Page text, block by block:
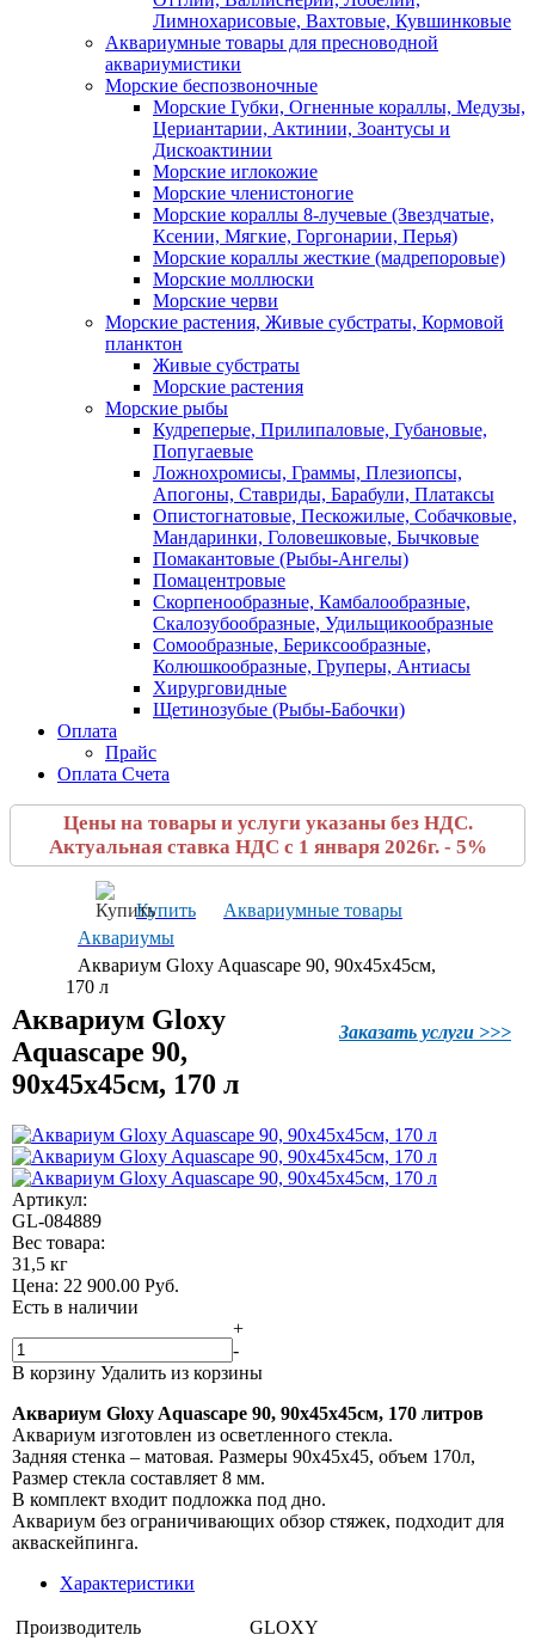
Лимнохарисовые, Вахтовые, Кувшинковые
Аквариумные товары для пресноводной
аквариумистики
Морские беспозвоночные
Морские Губки, Огненные кораллы, Медузы,
Цериантарии, Актинии, Зоантусы и
Дискоактинии
Морские иглокожие
Морские членистоногие
Морские кораллы 8-лучевые (Звездчатые,
Ксении, Мягкие, Горгонарии, Перья)
Морские кораллы жесткие (мадрепоровые)
Морские моллюски
Морские черви
Морские растения, Живые субстраты, Кормовой
планктон
Живые субстраты
Морские растения
Морские рыбы
Кудреперые, Прилипаловые, Губановые,
Попугаевые
Ложнохромисы, Граммы, Плезиопсы,
Апогоны, Ставриды, Барабули, Платаксы
Опистогнатовые, Пескожилые, Собачковые,
Мандаринки, Головешковые, Бычковые
Помакантовые (Рыбы-Ангелы)
Помацентровые
Скорпенообразные, Камбалообразные,
Скалозубообразные, Удильщикообразные
Сомообразные, Бериксообразные,
Колюшкообразные, Груперы, Антиасы
Хирурговидные
Щетинозубые (Рыбы-Бабочки)
Оплата
Прайс
Оплата Счета
Цены на товары и услуги указаны без НДС.
Актуальная ставка НДС с 1 января 2026г. - 5%
Купить
Аквариумные товары
Аквариумы
Аквариум Gloxy Aquascape 90, 90х45х45см,
170 л
Заказать услуги >>>
Аквариум Gloxy
Aquascape 90,
90х45х45см, 170 л
Артикул:
GL-084889
Вес товара:
31,5 кг
Цена: 22 900.00 Руб.
Есть в наличии
+
-
В корзину Удалить из корзины
Аквариум Gloxy Aquascape 90, 90х45х45см, 170 литров
Аквариум изготовлен из осветленного стекла.
Задняя стенка – матовая. Размеры 90х45х45, объем 170л,
Размер стекла составляет 8 мм.
В комплект входит подложка под дно.
Аквариум без ограничивающих обзор стяжек, подходит для
акваскейпинга.
Характеристики
Производитель
GLOXY